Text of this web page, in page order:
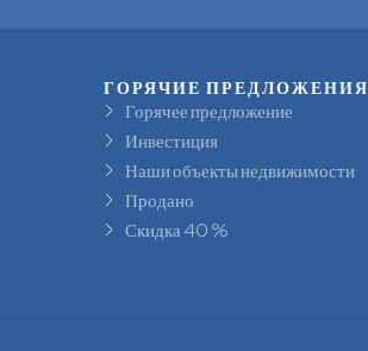
ГОРЯЧИЕ ПРЕДЛОЖЕНИЯ
Горячее предложение
Инвестиция
Наши объекты недвижимости
Продано
Скидка 40 %